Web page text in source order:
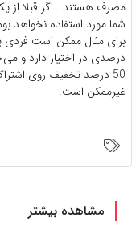
مصرف هستند : اگر قبلا از
شما مورد استفاده نخواهد
درصدی در اختیار دارد و
50 درصد تخفیف روی
غیرممکن است.
مشاهده بیشتر